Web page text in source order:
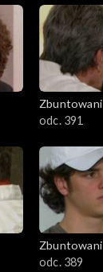
Zbuntowani
odc. 391
Zbuntowani
odc. 389